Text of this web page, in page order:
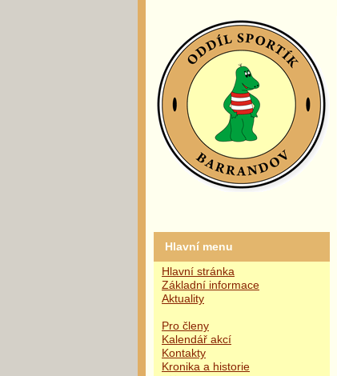
Hlavní menu
Hlavní stránka
Základní informace
Aktuality
Pro členy
Kalendář akcí
Kontakty
Kronika a historie